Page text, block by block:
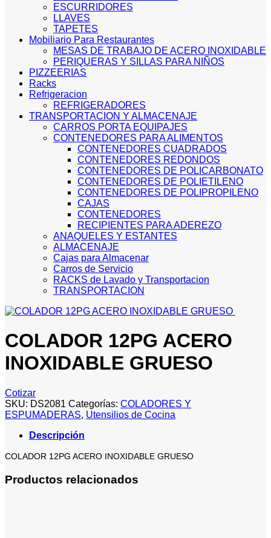
ESCURRIDORES
LLAVES
TAPETES
Mobiliario Para Restaurantes
MESAS DE TRABAJO DE ACERO INOXIDABLE
PERIQUERAS Y SILLAS PARA NIÑOS
PIZZEERIAS
Racks
Refrigeracion
REFRIGERADORES
TRANSPORTACION Y ALMACENAJE
CARROS PORTA EQUIPAJES
CONTENEDORES PARA ALIMENTOS
CONTENEDORES CUADRADOS
CONTENEDORES REDONDOS
CONTENEDORES DE POLICARBONATO
CONTENEDORES DE POLIETILENO
CONTENEDORES DE POLIPROPILENO
CAJAS
CONTENEDORES
RECIPIENTES PARA ADEREZO
ANAQUELES Y ESTANTES
ALMACENAJE
Cajas para Almacenar
Carros de Servicio
RACKS de Lavado y Transportacion
TRANSPORTACION
COLADOR 12PG ACERO
INOXIDABLE GRUESO
Cotizar
SKU: DS2081 Categorías: COLADORES Y
ESPUMADERAS, Utensilios de Cocina
Descripción
COLADOR 12PG ACERO INOXIDABLE GRUESO
Productos relacionados